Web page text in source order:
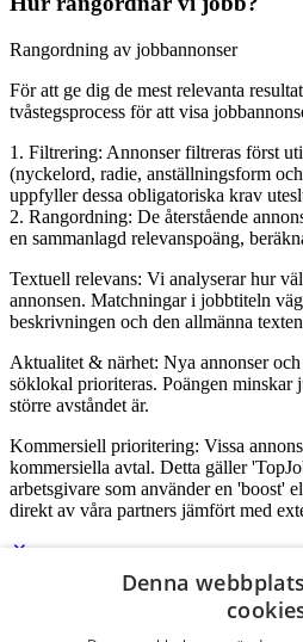
Rangordning av jobbannonser
För att ge dig de mest relevanta
tvåstegsprocess för att visa
1. Filtrering: Annonser filtreras först
(nyckelord, radie, anställningsform
uppfyller dessa obligatoriska krav
2. Rangordning: De återstående
en sammanlagd relevanspoäng,
Textuell relevans: Vi analyserar hur
annonsen. Matchningar i jobbtiteln
beskrivningen och den allmänna
Aktualitet & närhet: Nya annonser
söklokal prioriteras. Poängen minskar
större avståndet är.
Kommersiell prioritering: Vissa
kommersiella avtal. Detta gäller
arbetsgivare som använder en 'boost'
direkt av våra partners jämfört med
Logga in som företag
Denna